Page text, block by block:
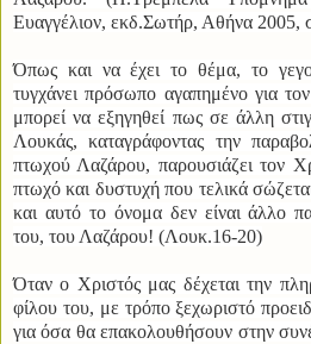
Ευαγγέλιον, εκδ.Σωτήρ, Αθήνα 2005,
Όπως και να έχει το θέμα, το
τυγχάνει πρόσωπο αγαπημένο για
μπορεί να εξηγηθεί πως σε άλλη
Λουκάς, καταγράφοντας την
πτωχού Λαζάρου, παρουσιάζει τον
πτωχό και δυστυχή που τελικά
και αυτό το όνομα δεν είναι άλλο
του, του Λαζάρου! (Λουκ.16-20)
Όταν ο Χριστός μας δέχεται την
φίλου του, με τρόπο ξεχωριστό
για όσα θα επακολουθήσουν στην